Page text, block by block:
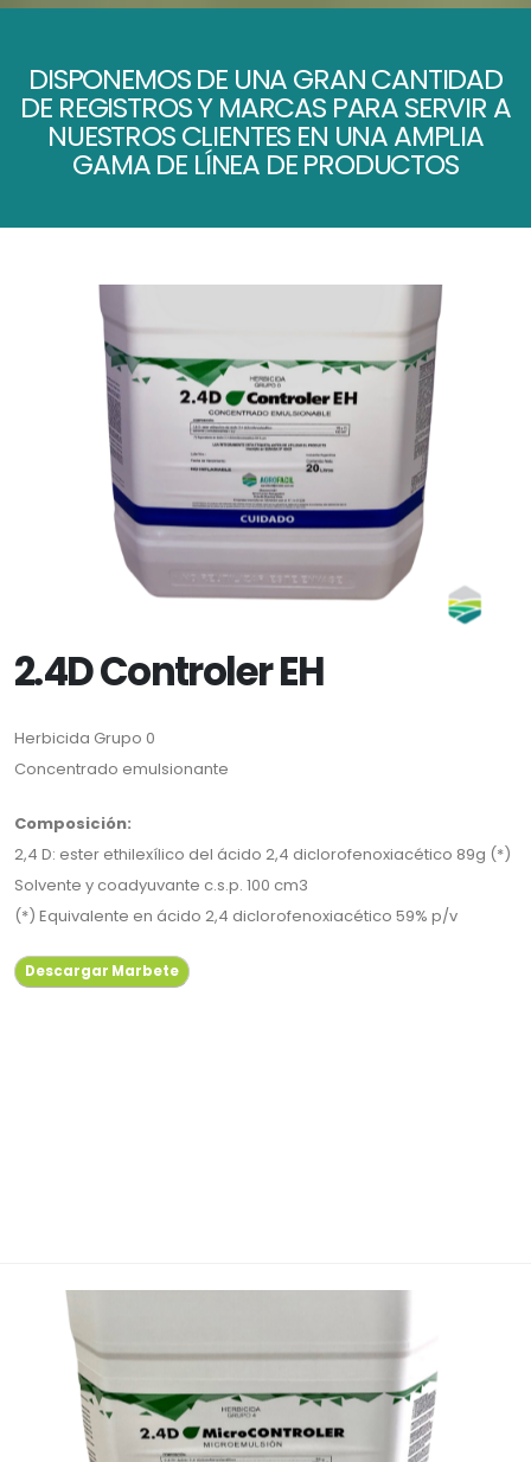
DISPONEMOS DE UNA GRAN CANTIDAD
DE REGISTROS Y MARCAS PARA SERVIR A
NUESTROS CLIENTES EN UNA AMPLIA
GAMA DE LÍNEA DE PRODUCTOS
2.4D Controler EH
Herbicida Grupo 0
Concentrado emulsionante
Composición:
2,4 D: ester ethilexílico del ácido 2,4 diclorofenoxiacético 89g (*)
Solvente y coadyuvante c.s.p. 100 cm3
(*) Equivalente en ácido 2,4 diclorofenoxiacético 59% p/v
Descargar Marbete